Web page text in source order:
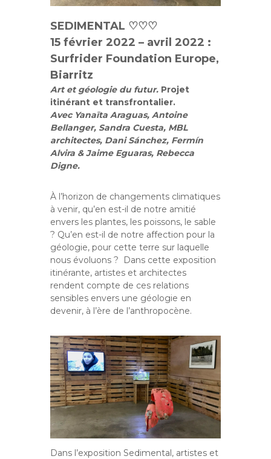
SEDIMENTAL ♡♡♡
15 février 2022 – avril 2022 :
Surfrider Foundation Europe,
Biarritz
Art et géologie du futur. Projet
itinérant et transfrontalier.
Avec Yanaïta Araguas, Antoine
Bellanger, Sandra Cuesta, MBL
architectes, Dani Sánchez, Fermín
Alvira & Jaime Eguaras, Rebecca
Digne.
À l’horizon de changements climatiques
à venir, qu’en est-il de notre amitié
envers les plantes, les poissons, le sable
? Qu’en est-il de notre affection pour la
géologie, pour cette terre sur laquelle
nous évoluons ? Dans cette exposition
itinérante, artistes et architectes
rendent compte de ces relations
sensibles envers une géologie en
devenir, à l’ère de l’anthropocène.
Dans l’exposition Sedimental, artistes et